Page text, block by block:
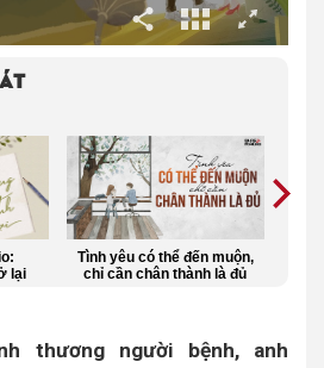
lại
Tình yêu có thể đến muộn,
chỉ cần chân thành là đủ
thương người bệnh, anh